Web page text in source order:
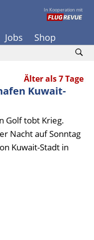
In Kooperation mit
Jobs Shop
Älter als 7 Tage
Kuwait-
Golf tobt Krieg.
Nacht auf Sonntag
Kuwait-Stadt in